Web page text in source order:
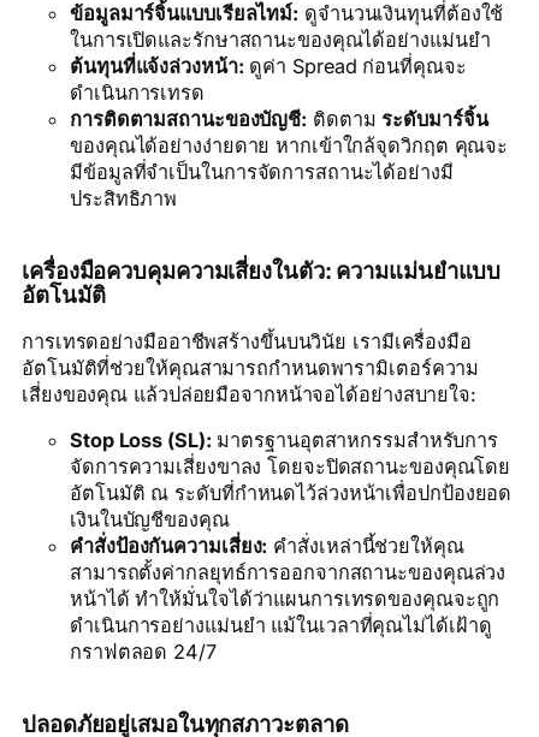
ข้อมูลมาร์จิ้นแบบเรียลไทม์: ดูจำนวนเงินทุนที่ต้องใช้
ในการเปิดและรักษาสถานะของคุณได้อย่างแม่นยำ
ต้นทุนที่แจ้งล่วงหน้า: ดูค่า Spread ก่อนที่คุณจะ
ดำเนินการเทรด
การติดตามสถานะของบัญชี: ติดตาม ระดับมาร์จิ้น
ของคุณได้อย่างง่ายดาย หากเข้าใกล้จุดวิกฤต คุณจะ
มีข้อมูลที่จำเป็นในการจัดการสถานะได้อย่างมี
ประสิทธิภาพ
เครื่องมือควบคุมความเสี่ยงในตัว: ความแม่นยำแบบ
อัตโนมัติ
การเทรดอย่างมืออาชีพสร้างขึ้นบนวินัย เรามีเครื่องมือ
อัตโนมัติที่ช่วยให้คุณสามารถกำหนดพารามิเตอร์ความ
เสี่ยงของคุณ แล้วปล่อยมือจากหน้าจอได้อย่างสบายใจ:
Stop Loss (SL): มาตรฐานอุตสาหกรรมสำหรับการ
จัดการความเสี่ยงขาลง โดยจะปิดสถานะของคุณโดย
อัตโนมัติ ณ ระดับที่กำหนดไว้ล่วงหน้าเพื่อปกป้องยอด
เงินในบัญชีของคุณ
คำสั่งป้องกันความเสี่ยง: คำสั่งเหล่านี้ช่วยให้คุณ
สามารถตั้งค่ากลยุทธ์การออกจากสถานะของคุณล่วง
หน้าได้ ทำให้มั่นใจได้ว่าแผนการเทรดของคุณจะถูก
ดำเนินการอย่างแม่นยำ แม้ในเวลาที่คุณไม่ได้เฝ้าดู
กราฟตลอด 24/7
ปลอดภัยอยู่เสมอในทุกสภาวะตลาด